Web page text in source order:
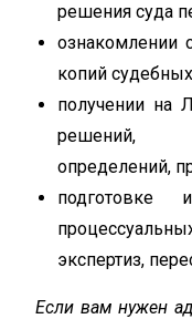
решения суда
ознакомлении
копий
получении на
решений,
определений,
экспертиз,
Если вам нужен